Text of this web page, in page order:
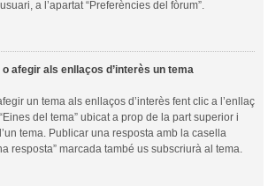
a l’apartat “Preferències del fòrum”.
afegir als enllaços d’interès un tema
un tema als enllaços d’interès fent clic a l’enllaç
del tema” ubicat a prop de la part superior i
tema. Publicar una resposta amb la casella
resposta” marcada també us subscriurà al tema.